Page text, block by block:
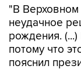
"В
неудачное
рождения.
потому что
пояснил